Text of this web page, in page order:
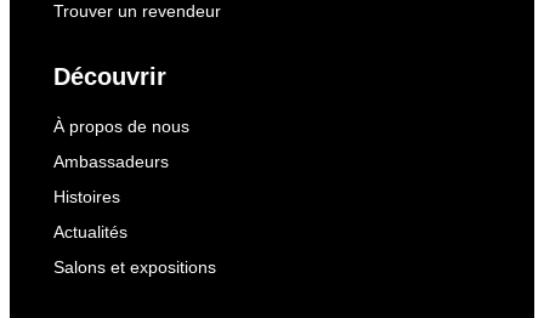
Trouver un revendeur
Découvrir
À propos de nous
Ambassadeurs
Histoires
Actualités
Salons et expositions